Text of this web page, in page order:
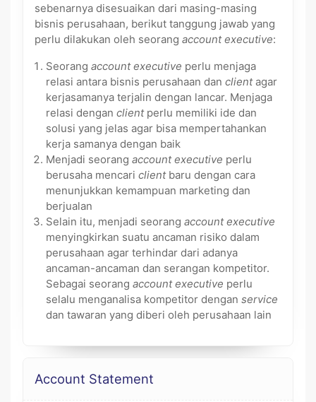
sebenarnya disesuaikan dari masing-masing
bisnis perusahaan, berikut tanggung jawab yang
perlu dilakukan oleh seorang account executive:
Seorang account executive perlu menjaga
relasi antara bisnis perusahaan dan clientagar
kerjasamanya terjalin dengan lancar. Menjaga
relasi dengan clientperlu memiliki ide dan
solusi yang jelas agar bisa mempertahankan
kerja samanya dengan baik
Menjadi seorang account executive perlu
berusaha mencari clientbaru dengan cara
menunjukkan kemampuan marketing dan
berjualan
Selain itu, menjadi seorang account executive
menyingkirkan suatu ancaman risiko dalam
perusahaan agar terhindar dari adanya
ancaman-ancaman dan serangan kompetitor.
Sebagai seorang account executive perlu
selalu menganalisa kompetitor dengan service
dan tawaran yang diberi oleh perusahaan lain
Account Statement